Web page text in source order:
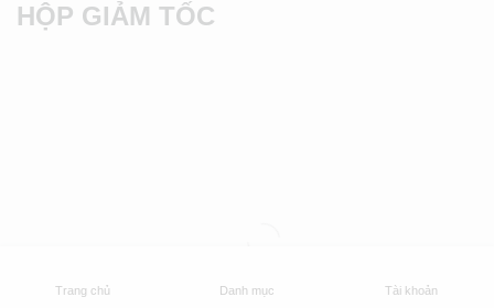
HỘP GIẢM TỐC
Trang chủ Danh mục Tài khoản